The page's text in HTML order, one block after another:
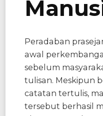
Peradaban
awal
sebelum
tulisan. Meskipun
catatan tertulis,
tersebut berhasil